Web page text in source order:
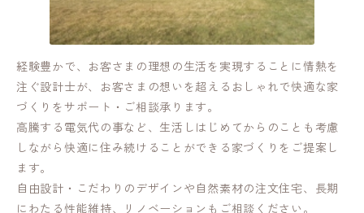
経験豊かで、お客さまの理想の生活を実現することに情熱を
注ぐ設計士が、お客さまの想いを超えるおしゃれで快適な家
づくりをサポート・ご相談承ります。
高騰する電気代の事など、生活しはじめてからのことも考慮
しながら快適に住み続けることができる家づくりをご提案し
ます。
自由設計・こだわりのデザインや自然素材の注文住宅、長期
にわたる性能維持、リノベーションもご相談ください。